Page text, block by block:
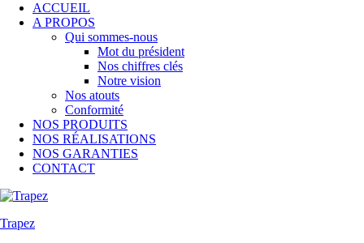
ACCUEIL
A PROPOS
Qui sommes-nous
Mot du président
Nos chiffres clés
Notre vision
Nos atouts
Conformité
NOS PRODUITS
NOS RÉALISATIONS
NOS GARANTIES
CONTACT
Trapez